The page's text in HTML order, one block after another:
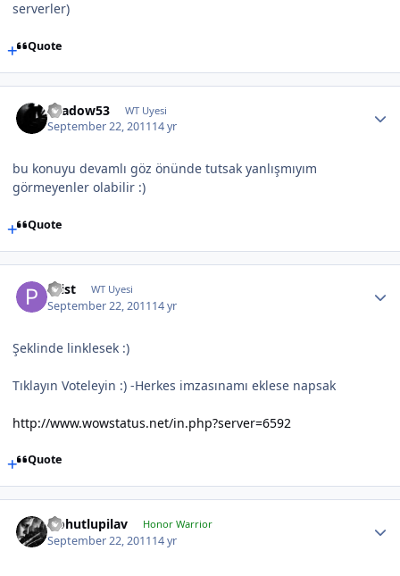
serverler)
Quote
shadow53 WT Uyesi
September 22, 201114 yr
bu konuyu devamlı göz önünde tutsak yanlışmıyım
görmeyenler olabilir :)
Quote
Prist WT Uyesi
September 22, 201114 yr
Şeklinde linklesek :)
Tıklayın Voteleyin :) -Herkes imzasınamı eklese napsak
http://www.wowstatus.net/in.php?server=6592
Quote
Nohutlupilav Honor Warrior
September 22, 201114 yr